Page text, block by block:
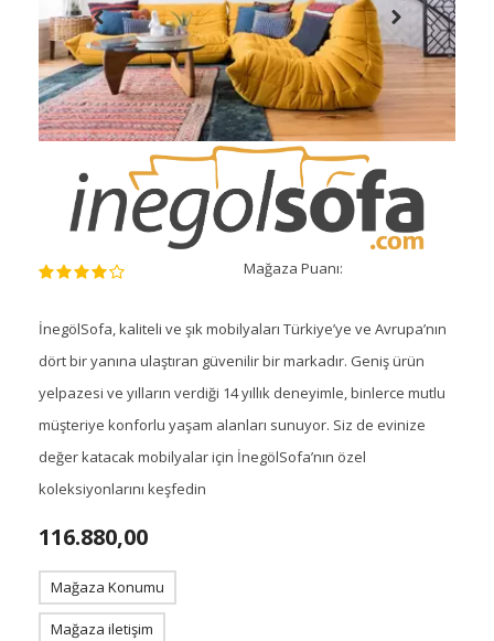
Mağaza Puanı:
İnegölSofa, kaliteli ve şık mobilyaları Türkiye’ye ve Avrupa’nın
dört bir yanına ulaştıran güvenilir bir markadır. Geniş ürün
yelpazesi ve yılların verdiği 14 yıllık deneyimle, binlerce mutlu
müşteriye konforlu yaşam alanları sunuyor. Siz de evinize
değer katacak mobilyalar için İnegölSofa’nın özel
koleksiyonlarını keşfedin
116.880,00
Mağaza Konumu
Mağaza iletişim